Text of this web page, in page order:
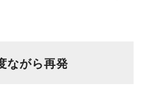
ながら再発